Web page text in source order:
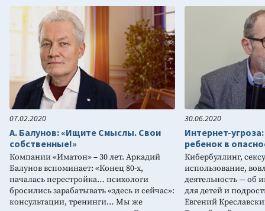
07.02.2020
А. Балунов: «Ищите Смыслы. Свои
собственные!»
Компании «Иматон» – 30 лет. Аркадий
Балунов вспоминает: «Конец 80-х,
началась перестройка… психологи
бросились зарабатывать «здесь и сейчас»:
консультации, тренинги… Мы же
30.06.2020
Интернет-
ребенок в
Кибербуллинг,
использование,
деятельность — об
для детей и
Евгений